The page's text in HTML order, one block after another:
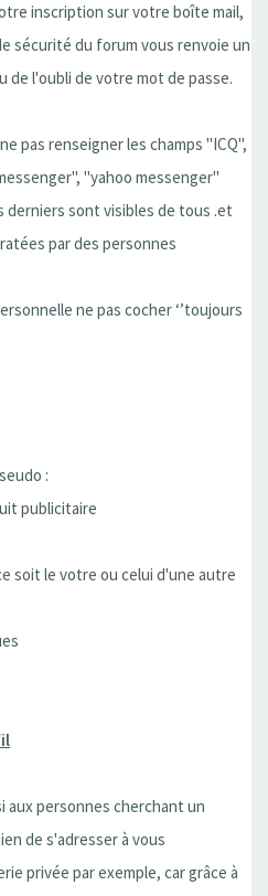
inscription sur votre boîte mail,
sécurité du forum vous renvoie un
de l'oubli de votre mot de passe.
pas renseigner les champs "ICQ",
"yahoo messenger"
derniers sont visibles de tous .et
par des personnes
ne pas cocher ‘’toujours
:
publicitaire
soit le votre ou celui d'une autre
personnes cherchant un
de s'adresser à vous
privée par exemple, car grâce à